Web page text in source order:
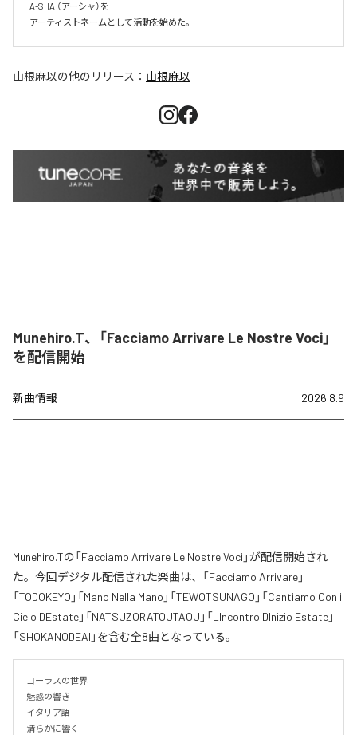
A-SHA （アーシャ）を
アーティストネームとして活動を始めた。
山根麻以の他のリリース： 山根麻以
Munehiro.T、「Facciamo Arrivare Le Nostre Voci」
を配信開始
新曲情報 2026.8.9
Munehiro.Tの「Facciamo Arrivare Le Nostre Voci」が配信開始され
た。今回デジタル配信された楽曲は、「Facciamo Arrivare」
「TODOKEYO」「Mano Nella Mano」「TEWOTSUNAGO」「Cantiamo Con il
Cielo DEstate」「NATSUZORATOUTAOU」「LIncontro DInizio Estate」
「SHOKANODEAI」を含む全8曲となっている。
コーラスの世界
魅惑の響き
イタリア語
清らかに響く